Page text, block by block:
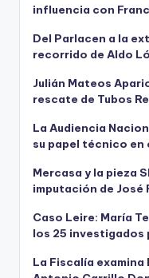
influencia con
Del Parlacen a la
recorrido de Aldo
Julián Mateos
rescate de Tubos
La Audiencia
su papel técnico en
Mercasa y la pieza
imputación de José
Caso Leire: María
los 25
La Fiscalía